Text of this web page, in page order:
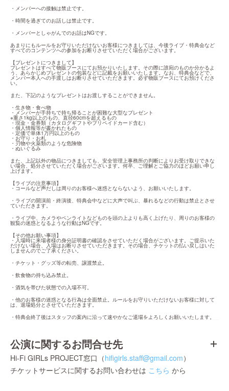
・メンバーへの接触は禁止です。
・時間を過ぎてのお話しは禁止です。
・メンバーとしゃがんでのお話はNGです。
あまりにもルールをお守りいただけないお客様につきましては、今後ライブ・特典会など
すべてのコンテンツへの参加をお断りさせていただく場合がございます。
【プレゼントにつきまして】
プレゼントはすべて物販ブースにてお預かりいたします。その際に誰宛のものか分かるよ
う、あらかじめプレゼントの包装などに記載をお願いいたします。なお、特典会などで、
メンバー本人への手渡しはお断りさせていただきます。必ず物販ブースにてお預けくださ
い。
また、下記のようなプレゼントはお渡しすることができません。
・生き物・食べ物
・メンバーが手持ちで持ち帰ることが困難な大型なプレゼント
※重さ1kg以上のもの、直径60cmを超えるもの
・現金・金券類（カタログギフトやプリペイドカード含む）
・個人情報等が書かれたもの
・定価で単体1万円以上のもの
・お守り・お札
・刃物や火薬類のような危険物
・ぬいぐるみ
また、上記以外の物品につきましても、安全管理上事務所の判断によりお受け取りできな
い場合、処分させていただく場合がございます。何卒、ご理解とご協力のほどお願い申し
上げます。
【ライブの注意事項】
・コールなど声だしは周りのお客様へ迷惑とならないよう、お願いいたします。
・ライブの開演前・終演後、特典会中などに大声で叫ぶ、暴れるなどの行動は禁止とさせ
ていただきます。
・ライブ中、カメラやペンライトなどものを頭の上よりも高く上げたり、周りのお客様の
観覧の迷惑となるような行動はNGです。
【その他お願い事項】
・入場時に来場者様の身分証明書の確認をさせていただく場合がございます。ご提示いた
だけない場合、入場はお断りさせていただきます。その場合、チケットの払い戻しはいた
しませんのでご了承ください。
・チケット・グッズ等の転売、譲渡禁止。
・飲食物の持ち込み禁止。
・酒気を帯びた状態での入場不可。
・他のお客様の迷惑となる行為は全面禁止。ルールをお守りいただけないお客様に対して
は、退場処分とさせていただきます。
・特典会終了後はスタッフの案内に沿って速やかなご退場をよろしくお願いいたします。
公演に関するお問合せ先
Hi-Fi GIRLs PROJECT窓口（hifigirls.staff@gmail.com）
チケットサービスに関するお問い合わせは こちら から